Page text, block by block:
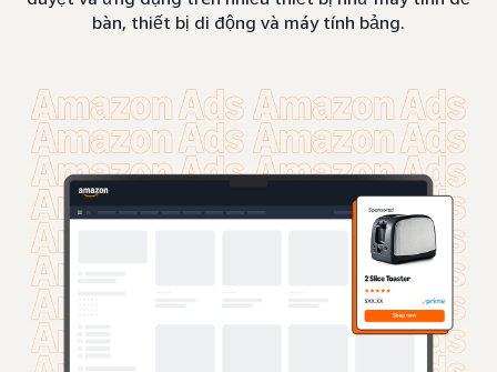
bàn, thiết bị di động và máy tính bảng.